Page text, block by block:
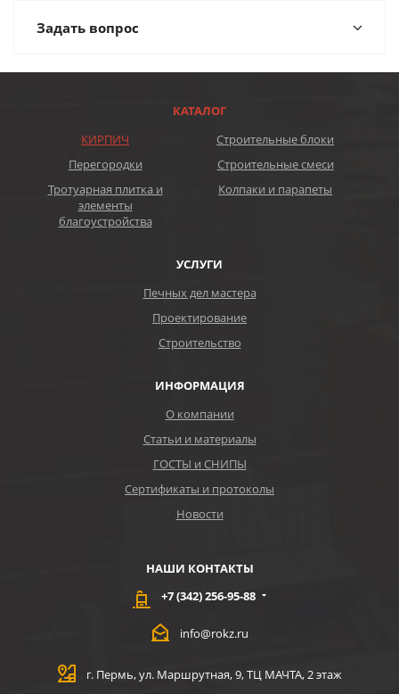
Задать вопрос
КАТАЛОГ
КИРПИЧ
Строительные блоки
Перегородки
Строительные смеси
Тротуарная плитка и
элементы
благоустройства
Колпаки и парапеты
УСЛУГИ
Печных дел мастера
Проектирование
Строительство
ИНФОРМАЦИЯ
О компании
Статьи и материалы
ГОСТЫ и СНИПЫ
Сертификаты и протоколы
Новости
НАШИ КОНТАКТЫ
+7 (342) 256-95-88
info@rokz.ru
г. Пермь, ул. Маршрутная, 9, ТЦ МАЧТА, 2 этаж